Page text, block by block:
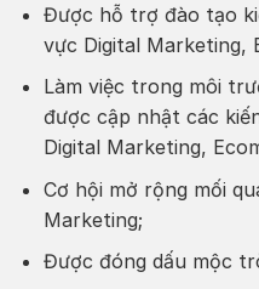
Được hỗ trợ đào tạo
vực Digital Marketing,
Làm việc trong môi
được cập nhật các
Digital Marketing,
Cơ hội mở rộng mối
Marketing;
Được đóng dấu mộc